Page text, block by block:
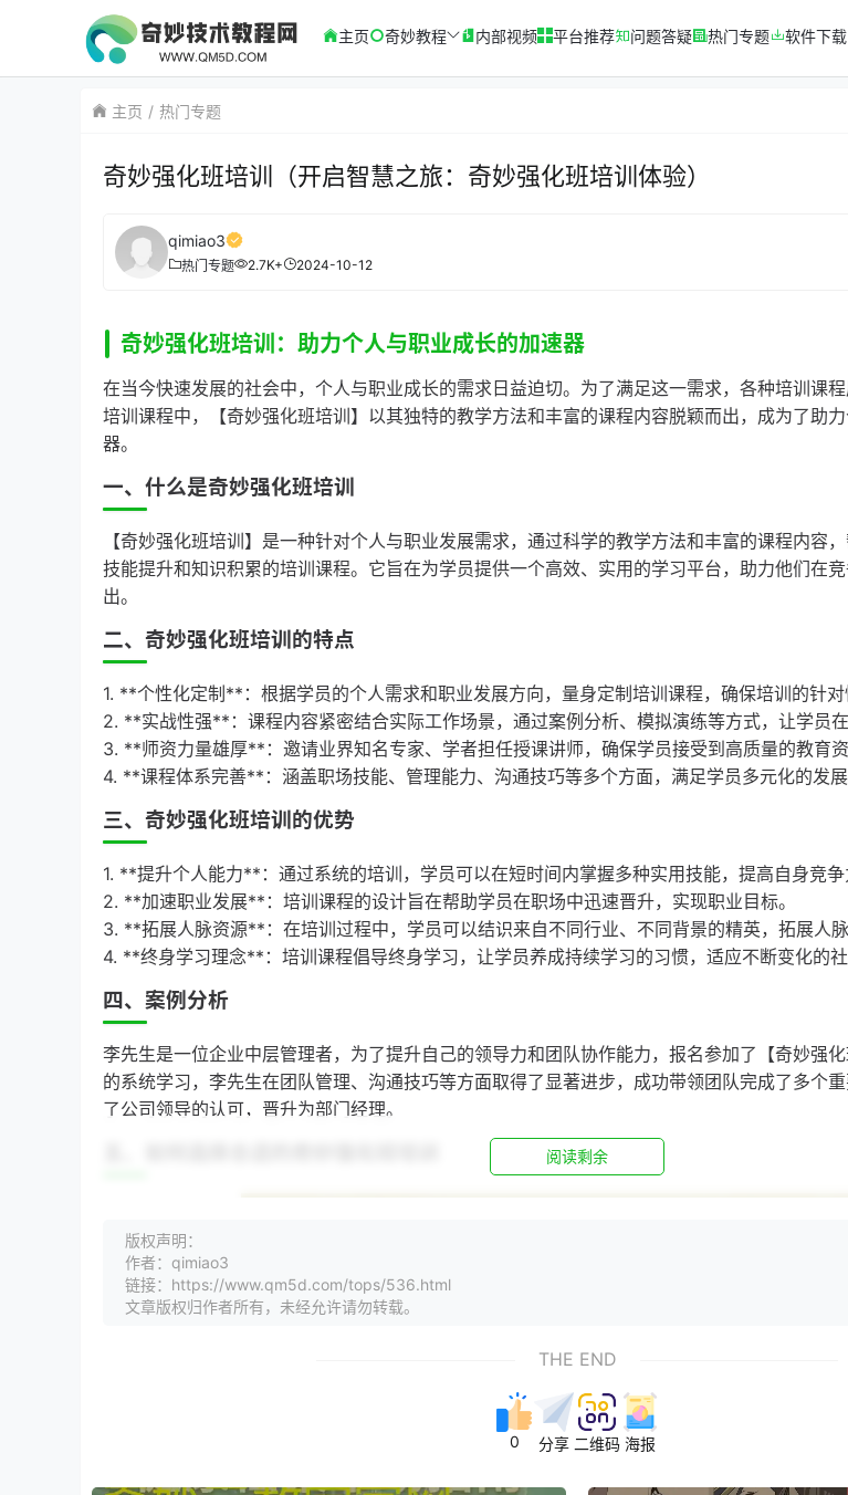
主页 奇妙教程 内部视频 平台推荐 问题答疑 热门专题 软件下载
主页 热门专题
奇妙强化班培训（开启智慧之旅：奇妙强化班培训体验）
qimiao3
热门专题 2.7K+ 2024-10-12
奇妙强化班培训：助力个人与职业成长的加速器
在当今快速发展的社会中，个人与职业成长的需求日益迫切。为了满足这一需求，各种培训课
培训课程中，【奇妙强化班培训】以其独特的教学方法和丰富的课程内容脱颖而出，成为了助
器。
一、什么是奇妙强化班培训
【奇妙强化班培训】是一种针对个人与职业发展需求，通过科学的教学方法和丰富的课程内容
技能提升和知识积累的培训课程。它旨在为学员提供一个高效、实用的学习平台，助力他们在
出。
二、奇妙强化班培训的特点
1. **个性化定制**：根据学员的个人需求和职业发展方向，量身定制培训课程，确保培训的针对
2. **实战性强**：课程内容紧密结合实际工作场景，通过案例分析、模拟演练等方式，让学员在
3. **师资力量雄厚**：邀请业界知名专家、学者担任授课讲师，确保学员接受到高质量的教育资
4. **课程体系完善**：涵盖职场技能、管理能力、沟通技巧等多个方面，满足学员多元化的发展
三、奇妙强化班培训的优势
1. **提升个人能力**：通过系统的培训，学员可以在短时间内掌握多种实用技能，提高自身竞争
2. **加速职业发展**：培训课程的设计旨在帮助学员在职场中迅速晋升，实现职业目标。
3. **拓展人脉资源**：在培训过程中，学员可以结识来自不同行业、不同背景的精英，拓展人脉
4. **终身学习理念**：培训课程倡导终身学习，让学员养成持续学习的习惯，适应不断变化的社
四、案例分析
李先生是一位企业中层管理者，为了提升自己的领导力和团队协作能力，报名参加了【奇妙强
的系统学习，李先生在团队管理、沟通技巧等方面取得了显著进步，成功带领团队完成了多个
了公司领导的认可，晋升为部门经理。
阅读剩余
版权声明：
作者：qimiao3
链接：https://www.qm5d.com/tops/536.html
文章版权归作者所有，未经允许请勿转载。
THE END
0 分享 二维码 海报